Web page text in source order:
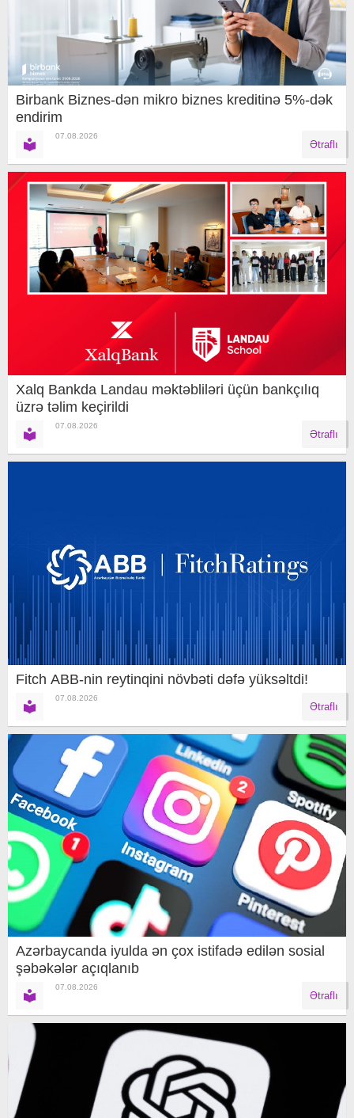
Birbank Biznes-dən mikro biznes kreditinə 5%-dək
endirim
07.08.2026
Ətraflı
Xalq Bankda Landau məktəbliləri üçün bankçılıq
üzrə təlim keçirildi
07.08.2026
Ətraflı
Fitch ABB-nin reytinqini növbəti dəfə yüksəltdi!
07.08.2026
Ətraflı
Azərbaycanda iyulda ən çox istifadə edilən sosial
şəbəkələr açıqlanıb
07.08.2026
Ətraflı